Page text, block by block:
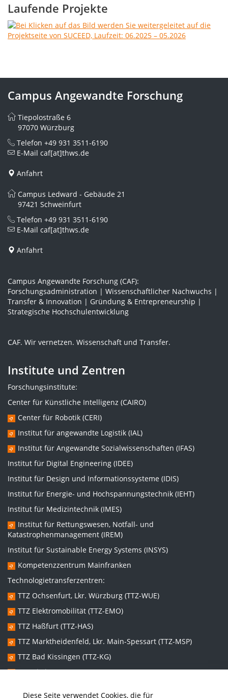
Diese Seite verwendet Cookies, die für
Laufende Projekte
Campus Angewandte Forschung
Tiepolostraße 6
97070 Würzburg
Telefon +49 931 3511-6190
E-Mail caf[at]thws.de
Anfahrt
Campus Ledward - Gebäude 21
97421 Schweinfurt
Telefon +49 931 3511-6190
E-Mail caf[at]thws.de
Anfahrt
Campus Angewandte Forschung (CAF):
Forschungsadministration | Wissenschaftlicher Nachwuchs |
Transfer & Innovation | Gründung & Entrepreneurship |
Strategische Hochschulentwicklung
CAF. Wir vernetzen. Wissenschaft und Transfer.
Institute und Zentren
Forschungsinstitute:
Center für Künstliche Intelligenz (CAIRO)
Center für Robotik (CERI)
Institut für angewandte Logistik (IAL)
Institut für Angewandte Sozialwissenschaften (IFAS)
Institut für Digital Engineering (IDEE)
Institut für Design und Informationssysteme (IDIS)
Institut für Energie- und Hochspannungstechnik (IEHT)
Institut für Medizintechnik (IMES)
Institut für Rettungswesen, Notfall- und
Katastrophenmanagement (IREM)
Institut für Sustainable Energy Systems (INSYS)
Kompetenzzentrum Mainfranken
Technologietransferzentren:
TTZ Ochsenfurt, Lkr. Würzburg (TTZ-WUE)
TTZ Elektromobilität (TTZ-EMO)
TTZ Haßfurt (TTZ-HAS)
TTZ Marktheidenfeld, Lkr. Main-Spessart (TTZ-MSP)
TTZ Bad Kissingen (TTZ-KG)
TTZ Kitzingen (TTZ-KT)